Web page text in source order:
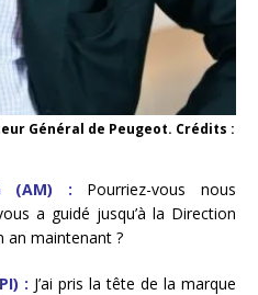
Général de Peugeot. Crédits :
(AM) :
Pourriez-vous nous
a guidé jusqu’à la Direction
an maintenant ?
: J’ai pris la tête de la marque